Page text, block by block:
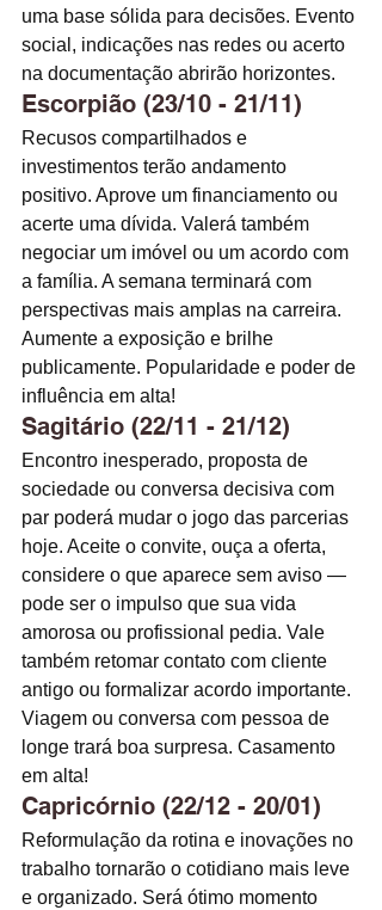
uma base sólida para decisões. Evento
social, indicações nas redes ou acerto
na documentação abrirão horizontes.
Escorpião (23/10 - 21/11)
Recusos compartilhados e
investimentos terão andamento
positivo. Aprove um financiamento ou
acerte uma dívida. Valerá também
negociar um imóvel ou um acordo com
a família. A semana terminará com
perspectivas mais amplas na carreira.
Aumente a exposição e brilhe
publicamente. Popularidade e poder de
influência em alta!
Sagitário (22/11 - 21/12)
Encontro inesperado, proposta de
sociedade ou conversa decisiva com
par poderá mudar o jogo das parcerias
hoje. Aceite o convite, ouça a oferta,
considere o que aparece sem aviso —
pode ser o impulso que sua vida
amorosa ou profissional pedia. Vale
também retomar contato com cliente
antigo ou formalizar acordo importante.
Viagem ou conversa com pessoa de
longe trará boa surpresa. Casamento
em alta!
Capricórnio (22/12 - 20/01)
Reformulação da rotina e inovações no
trabalho tornarão o cotidiano mais leve
e organizado. Será ótimo momento